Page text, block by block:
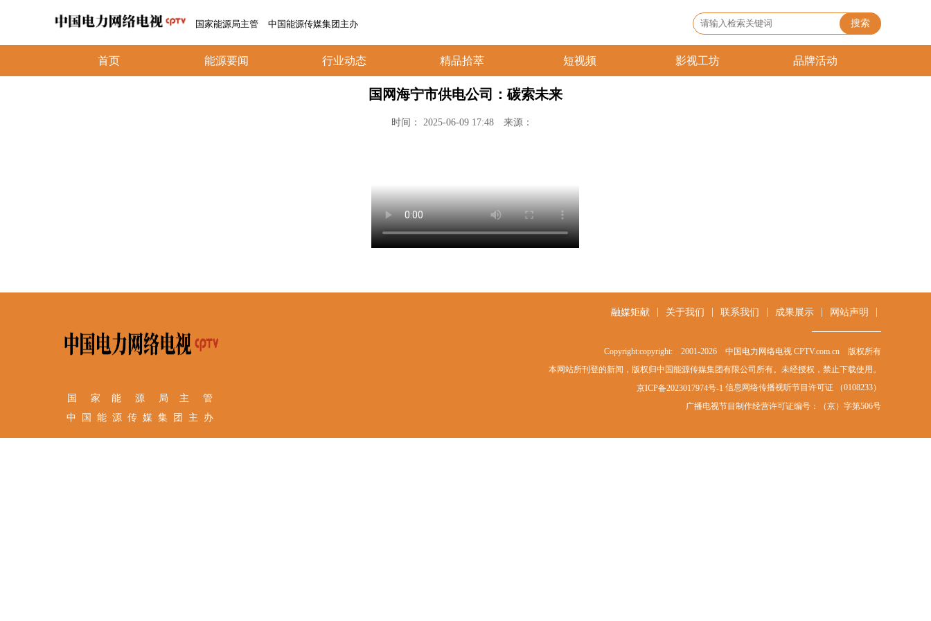
国家能源局主管 中国能源传媒集团主办 搜索
首页 能源要闻 行业动态 精品拾萃 短视频 影视工坊 品牌活动
国网海宁市供电公司：碳索未来
时间： 2025-06-09 17:48 来源：
国 家 能 源 局 主 管
中 国 能 源 传 媒 集 团 主 办
网站声明
成果展示
联系我们
关于我们
融媒矩献
Copyright:copyright: 2001-2026 中国电力网络电视 CPTV.com.cn 版权所有
本网站所刊登的新闻，版权归中国能源传媒集团有限公司所有。未经授权，禁止下载使用。
京ICP备2023017974号-1 信息网络传播视听节目许可证 （0108233）
广播电视节目制作经营许可证编号：（京）字第506号